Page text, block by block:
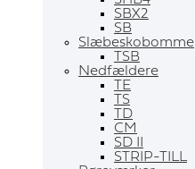
SBX2
SB
Slæbeskobomme
TSB
Nedfældere
TE
TS
TD
CM
SD II
STRIP-TILL